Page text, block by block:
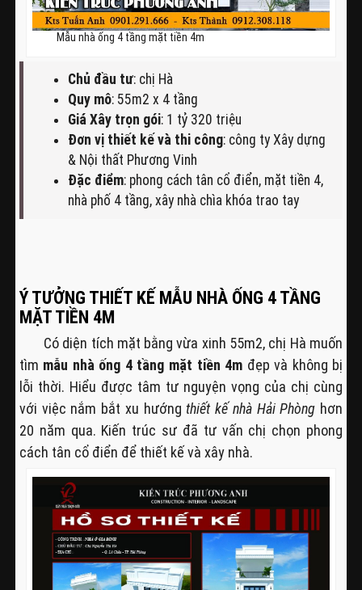
Mẫu nhà ống 4 tầng mặt tiền 4m
Chủ đầu tư: chị Hà
Quy mô: 55m2 x 4 tầng
Giá Xây trọn gói: 1 tỷ 320 triệu
Đơn vị thiết kế và thi công: công ty Xây dựng
& Nội thất Phương Vinh
Đặc điểm: phong cách tân cổ điển, mặt tiền 4,
nhà phố 4 tầng, xây nhà chìa khóa trao tay
Ý TƯỞNG THIẾT KẾ MẪU NHÀ ỐNG 4 TẦNG
MẶT TIỀN 4M
Có diện tích mặt bằng vừa xinh 55m2, chị Hà muốn
tìm mẫu nhà ống 4 tầng mặt tiền 4m đẹp và không bị
lỗi thời. Hiểu được tâm tư nguyện vọng của chị cùng
với việc nắm bắt xu hướngthiết kế nhà Hải Phòng hơn
20 năm qua. Kiến trúc sư đã tư vấn chị chọn phong
cách tân cổ điển để thiết kế và xây nhà.